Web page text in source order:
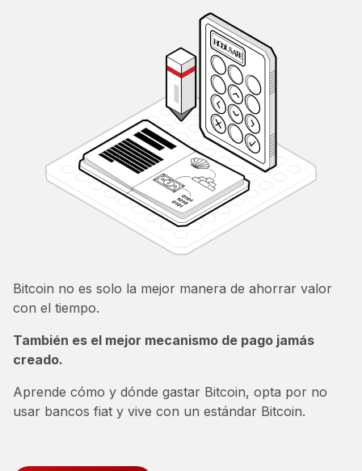
Bitcoin no es solo la mejor manera de ahorrar valor
con el tiempo.
También es el mejor mecanismo de pago jamás
creado.
Aprende cómo y dónde gastar Bitcoin, opta por no
usar bancos fiat y vive con un estándar Bitcoin.